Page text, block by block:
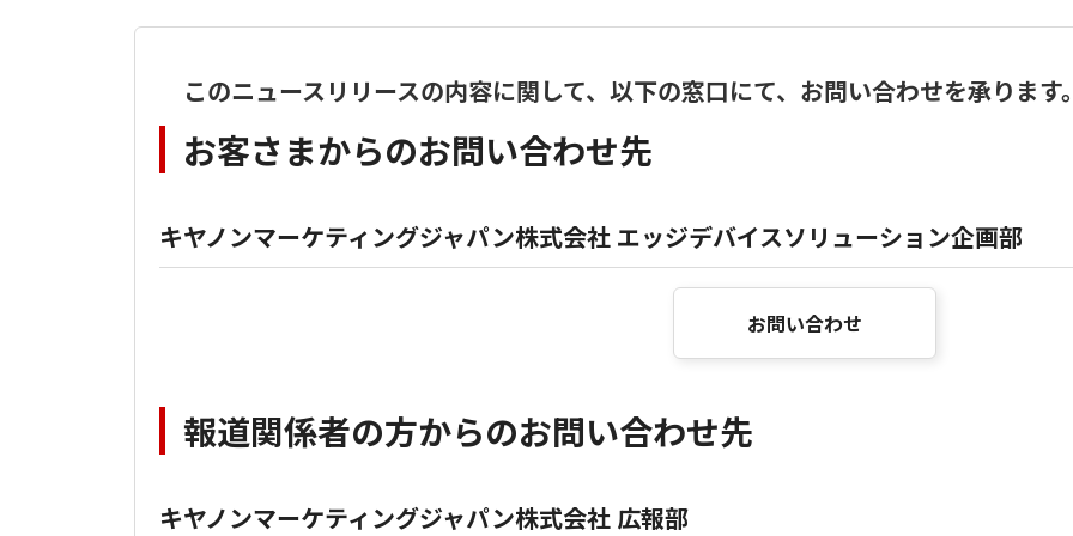
このニュースリリースの内容に関して、以下の窓口にて、お問い合わせを承ります
お客さまからのお問い合わせ先
キヤノンマーケティングジャパン株式会社 エッジデバイスソリューション企画部
お問い合わせ
報道関係者の方からのお問い合わせ先
キヤノンマーケティングジャパン株式会社 広報部